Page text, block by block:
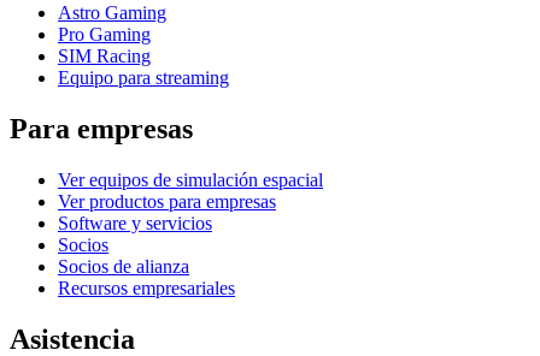
Astro Gaming
Pro Gaming
SIM Racing
Equipo para streaming
Para empresas
Ver equipos de simulación espacial
Ver productos para empresas
Software y servicios
Socios
Socios de alianza
Recursos empresariales
Asistencia